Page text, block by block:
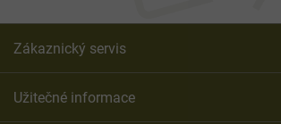
Zákaznický servis
Užitečné informace